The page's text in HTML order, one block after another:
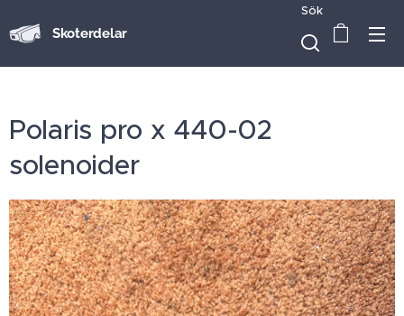
Skoterdelar
Sök
Polaris pro x 440-02
solenoider